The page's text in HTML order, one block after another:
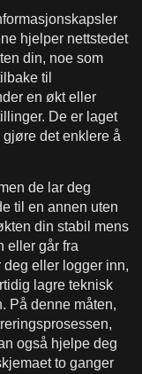
hjelper nettstedet
din, noe som
til
en økt eller
De er laget
det enklere å
de lar deg
til en annen uten
din stabil mens
eller går fra
deg eller logger inn,
lagre teknisk
På denne måten,
også hjelpe deg
to ganger